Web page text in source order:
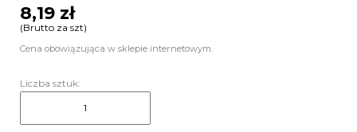
8,19 zł
(Brutto za szt)
Cena obowiązująca w sklepie internetowym.
Liczba sztuk: